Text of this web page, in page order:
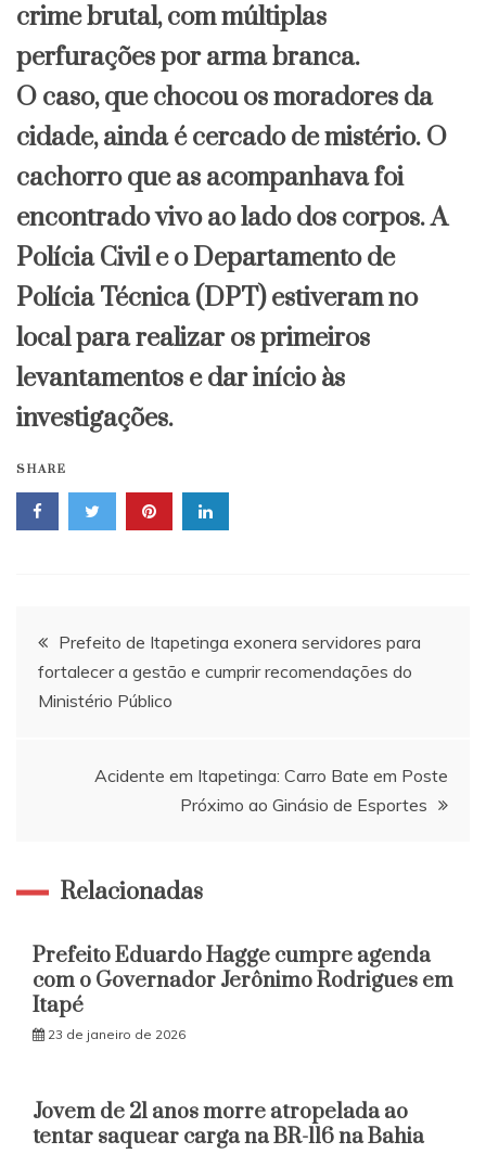
crime brutal, com múltiplas
perfurações por arma branca.
O caso, que chocou os moradores da
cidade, ainda é cercado de mistério. O
cachorro que as acompanhava foi
encontrado vivo ao lado dos corpos. A
Polícia Civil e o Departamento de
Polícia Técnica (DPT) estiveram no
local para realizar os primeiros
levantamentos e dar início às
investigações.
SHARE
Navegação
de
Prefeito de Itapetinga exonera servidores para
fortalecer a gestão e cumprir recomendações do
Ministério Público
Acidente em Itapetinga: Carro Bate em Poste
Próximo ao Ginásio de Esportes
Relacionadas
Prefeito Eduardo Hagge cumpre agenda
com o Governador Jerônimo Rodrigues em
Itapé
23 de janeiro de 2026
Jovem de 21 anos morre atropelada ao
tentar saquear carga na BR-116 na Bahia